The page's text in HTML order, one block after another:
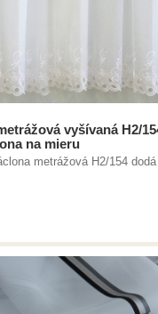
vyšívaná H2/
na mieru
metrážová H2/154 dodá